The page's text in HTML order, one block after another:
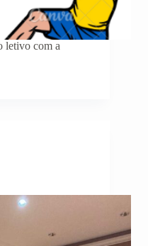
letivo com a